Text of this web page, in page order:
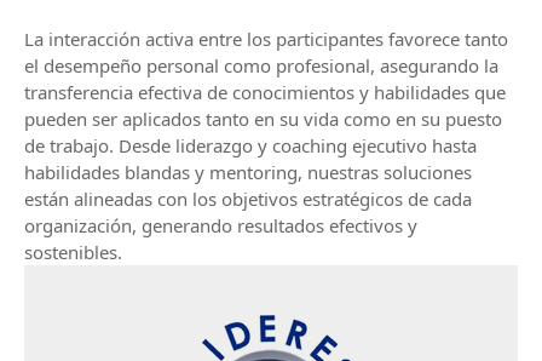
La interacción activa entre los participantes favorece tanto
el desempeño personal como profesional, asegurando la
transferencia efectiva de conocimientos y habilidades que
pueden ser aplicados tanto en su vida como en su puesto
de trabajo. Desde liderazgo y coaching ejecutivo hasta
habilidades blandas y mentoring, nuestras soluciones
están alineadas con los objetivos estratégicos de cada
organización, generando resultados efectivos y
sostenibles.